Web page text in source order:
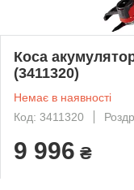
Коса
(3411320)
Немає в наявності
Код: 3411320
9 996 ₴